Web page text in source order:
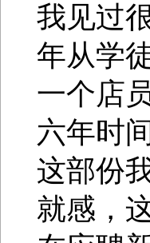
我见过
年从学
一个店
六年时
这部份
就感，